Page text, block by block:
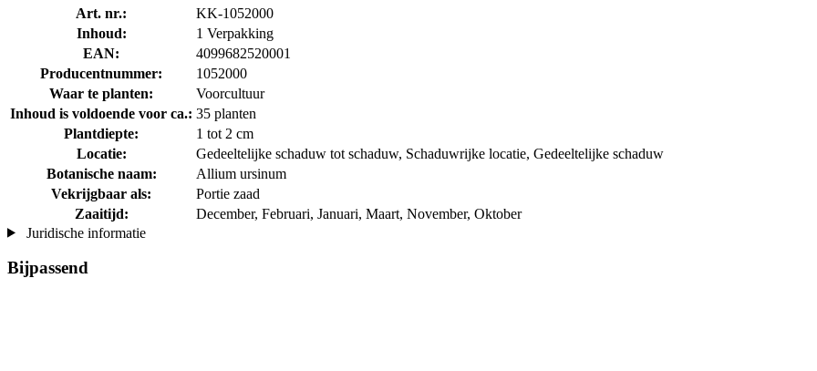
Art. nr.:
KK-1052000
Inhoud:
1 Verpakking
EAN:
4099682520001
Producentnummer:
1052000
Waar te planten:
Voorcultuur
Inhoud is voldoende voor ca.: 35 planten
Plantdiepte:
1 tot 2 cm
Locatie:
Gedeeltelijke schaduw tot schaduw, Schaduwrijke locatie, Gedeeltelijke schaduw
Botanische naam:
Allium ursinum
Vekrijgbaar als:
Portie zaad
Zaaitijd:
December, Februari, Januari, Maart, November, Oktober
Juridische informatie
Bijpassend